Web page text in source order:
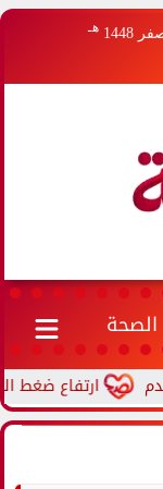
هـ
الصحة
ارتفاع ضغط الدم